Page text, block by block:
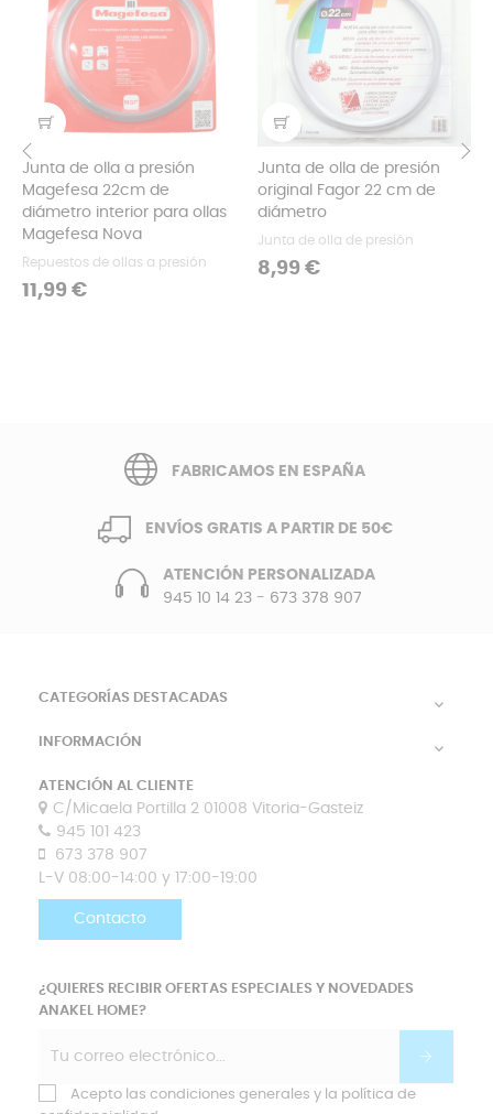
Junta de olla a presión
Magefesa 22cm de
diámetro interior para ollas
Magefesa Nova
Repuestos de ollas a presión
Precio
11,99 €
Junta de olla de presión
original Fagor 22 cm de
diámetro
Junta de olla de presión
Precio
8,99 €
‹
FABRICAMOS EN ESPAÑA
ENVÍOS GRATIS A PARTIR DE 50€
ATENCIÓN PERSONALIZADA
945 10 14 23- 673 378 907
CATEGORÍAS DESTACADAS 
INFORMACIÓN 
ATENCIÓN AL CLIENTE
C/Micaela Portilla 2 01008 Vitoria-Gasteiz
945 101 423
673 378 907
L-V 08:00-14:00 y 17:00-19:00
Contacto
¿QUIERES RECIBIR OFERTAS ESPECIALES Y NOVEDADES
ANAKEL HOME?
Acepto las condiciones generales y la política de